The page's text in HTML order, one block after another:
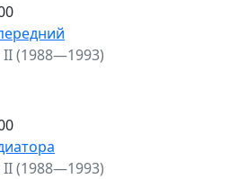
(1988—1993)
(1988—1993)